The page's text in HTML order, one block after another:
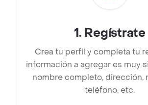
1. Regístrate
Crea tu perfil y completa tu
información a agregar es muy
nombre completo, dirección,
teléfono, etc.